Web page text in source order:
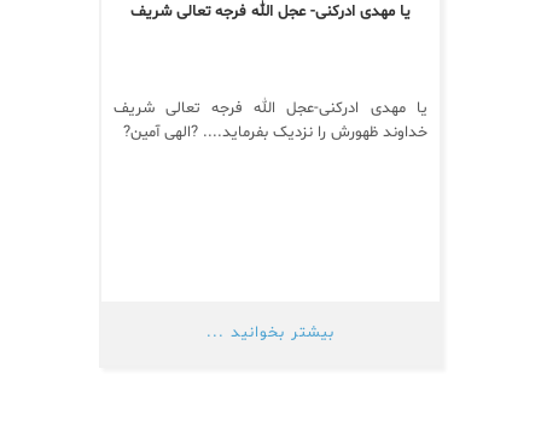
یا مهدی ادرکنی- عجل الله فرجه تعالی شریف
یا مهدی ادرکنی-عجل الله فرجه تعالی شریف
خداوند ظهورش را نزدیک بفرماید.... ?الهی آمين?
بیشتر بخوانید ...